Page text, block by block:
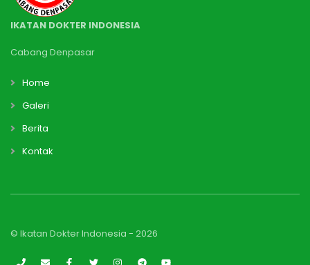
IKATAN DOKTER INDONESIA
Cabang Denpasar
Home
Galeri
Berita
Kontak
© Ikatan Dokter Indonesia - 2026